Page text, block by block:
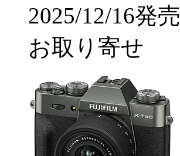
2025/12/16発売
お取り寄せ